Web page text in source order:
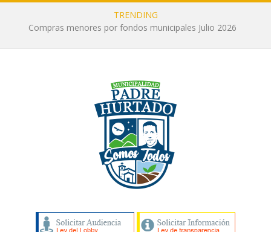
TRENDING
Compras menores por fondos municipales Julio 2026